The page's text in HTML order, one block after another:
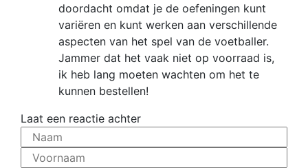
doordacht omdat je de oefeningen kunt
variëren en kunt werken aan verschillende
aspecten van het spel van de voetballer.
Jammer dat het vaak niet op voorraad is,
ik heb lang moeten wachten om het te
kunnen bestellen!
Laat een reactie achter
Naam
Voornaam